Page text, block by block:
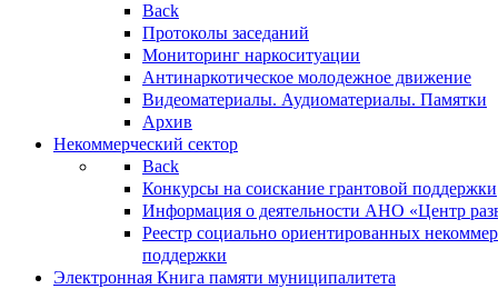
Back
Протоколы заседаний
Мониторинг наркоситуации
Антинаркотическое молодежное движение
Видеоматериалы. Аудиоматериалы. Памятки
Архив
Некоммерческий сектор
Back
Конкурсы на соискание грантовой поддержки
Информация о деятельности АНО «Центр
Реестр социально ориентированных
поддержки
Электронная Книга памяти муниципалитета